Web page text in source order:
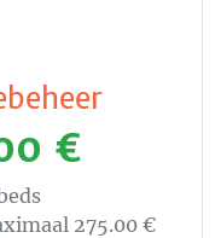
€
275.00 €